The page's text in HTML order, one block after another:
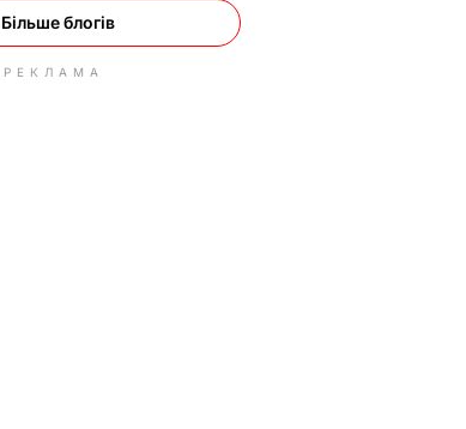
Більше блогів
РЕКЛАМА